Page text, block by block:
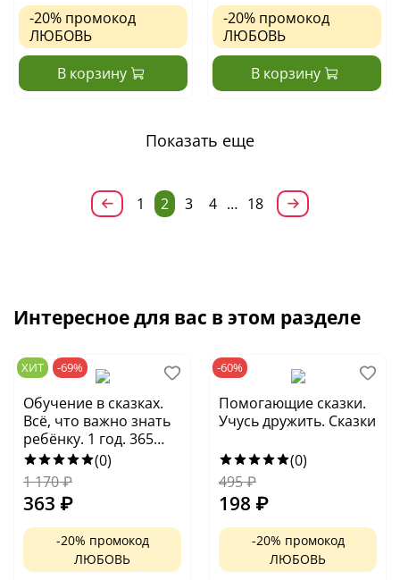
-20% промокод
ЛЮБОВЬ
В корзину
-20% промокод
ЛЮБОВЬ
В корзину
Показать еще
1 2 3 4 … 18
Интересное для вас в этом разделе
ХИТ -69%
Обучение в сказках.
Всё, что важно знать
ребёнку. 1 год. 365
весёлых игр и
развивающих
заданий на каждый
день
(0)
1 170₽
363 ₽
-20% промокод
ЛЮБОВЬ
-60%
Помогающие сказки.
Учусь дружить. Сказки
(0)
495₽
198 ₽
-20% промокод
ЛЮБОВЬ